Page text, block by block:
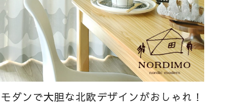
モダンで大胆な北欧デザインがおしゃれ！